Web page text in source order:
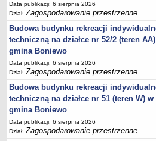
Rejestr Instytucji Kultury
Zestawienie przedsiębiorców w
bezodpływowych lub osadników
AKTUALNOŚCI GMINY BONIEWO
Majątek gminy
Budżet
sprawozdania z wykonania budżetu
Plan postępowań o udzielenie
Data publikacji: 6 sierpnia 2026
Dział:Zagospodarowanie przestrzenne
Budowa budynku rekreacji
techniczną na działce nr 52/2 (teren
gmina Boniewo
Data publikacji: 6 sierpnia 2026
Dział:Zagospodarowanie przestrzenne
Budowa budynku rekreacji
techniczną na działce nr 51 (teren W)
gmina Boniewo
Data publikacji: 6 sierpnia 2026
Dział:Zagospodarowanie przestrzenne